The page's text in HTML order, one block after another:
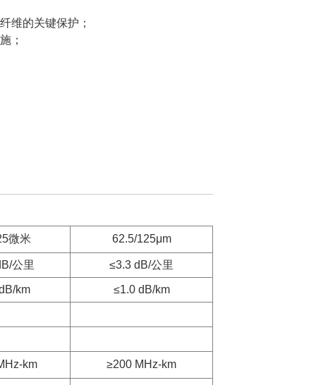
维的关键保护；
；
微米 62.5/125μm
公里 ≤3.3 dB/公里
km ≤1.0 dB/km
km ≥200 MHz-km